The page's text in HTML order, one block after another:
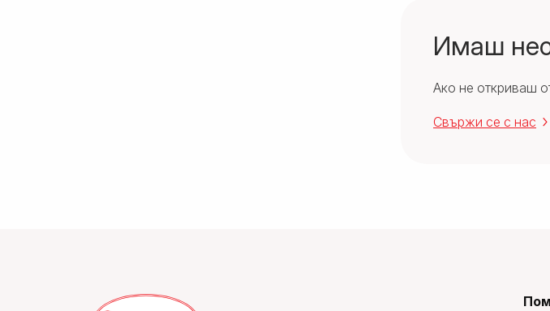
Имаш
Ако не откриваш
Свържи се с нас